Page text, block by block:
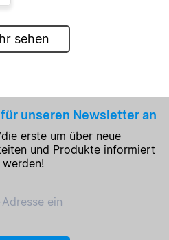
sehen
unseren Newsletter an
erste um über neue
und Produkte informiert
werden!
ein